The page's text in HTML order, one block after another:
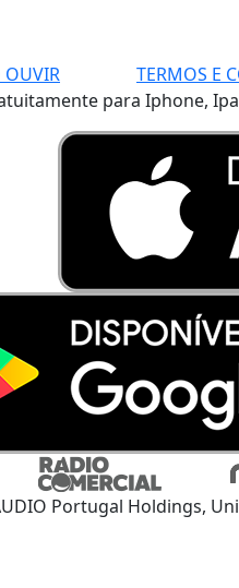
OUVIR
TERMOS E
para Iphone,
Portugal Holdings,